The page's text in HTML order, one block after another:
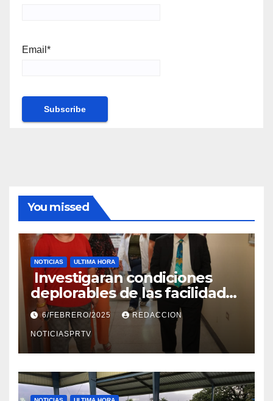
Email*
You missed
NOTICIAS ULTIMA HORA
Investigaran condiciones
deplorables de las facilidades
el Departamento de la Salud
en Mayagüez
6/FEBRERO/2025 REDACCION
NOTICIASPRTV